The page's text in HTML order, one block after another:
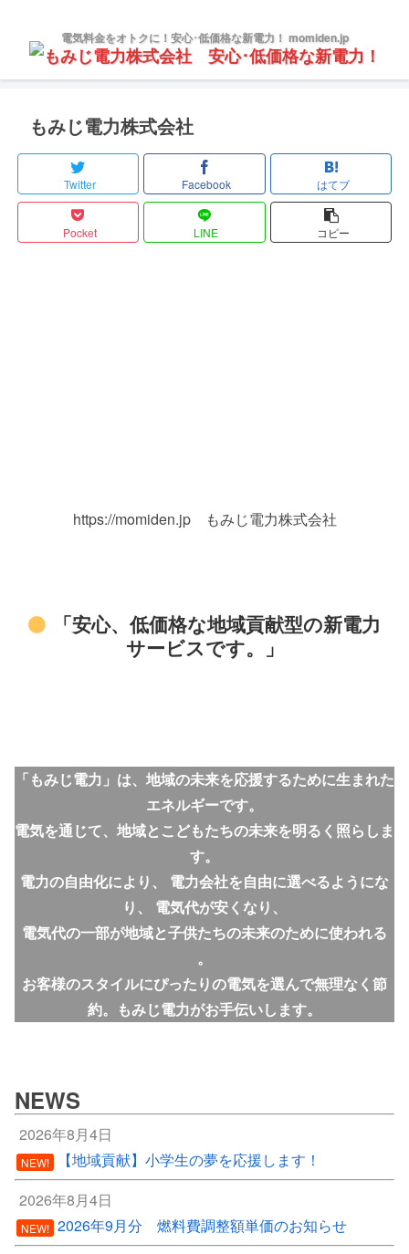
電気料金をオトクに！安心･低価格な新電力！ momiden.jp
もみじ電力株式会社
Twitter Facebook はてブ
Pocket LINE コピー
https://momiden.jp もみじ電力株式会社
「安心、低価格な地域貢献型の新電力
サービスです。」
「もみじ電力」は、地域の未来を応援するために生まれた
エネルギーです。
電気を通じて、地域とこどもたちの未来を明るく照らしま
す。
電力の自由化により、 電力会社を自由に選べるようにな
り、 電気代が安くなり、
電気代の一部が地域と子供たちの未来のために使われる
。
お客様のスタイルにぴったりの電気を選んで無理なく節
約。もみじ電力がお手伝いします。
NEWS
2026年8月4日
NEW!
【地域貢献】小学生の夢を応援します！
2026年8月4日
NEW! 2026年9月分 燃料費調整額単価のお知らせ